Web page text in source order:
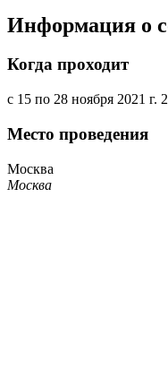
Информация о
Когда проходит
с 15 по 28 ноября 2021 г.
Место проведения
Москва
Москва